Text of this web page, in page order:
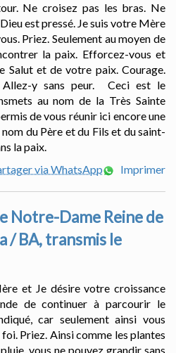
Ne croisez pas les bras. Ne
est pressé. Je suis votre Mère
Priez. Seulement au moyen de
la paix. Efforcez-vous et
Salut et de votre paix. Courage.
Allez-y sans peur. Ceci est le
au nom de la Très Sainte
de vous réunir ici encore une
du Père et du Fils et du saint-
la paix.
via WhatsApp
Imprimer
Notre-Dame Reine de
/ BA, transmis le
et Je désire votre croissance
de continuer à parcourir le
car seulement ainsi vous
Priez. Ainsi comme les plantes
vous ne pouvez grandir sans